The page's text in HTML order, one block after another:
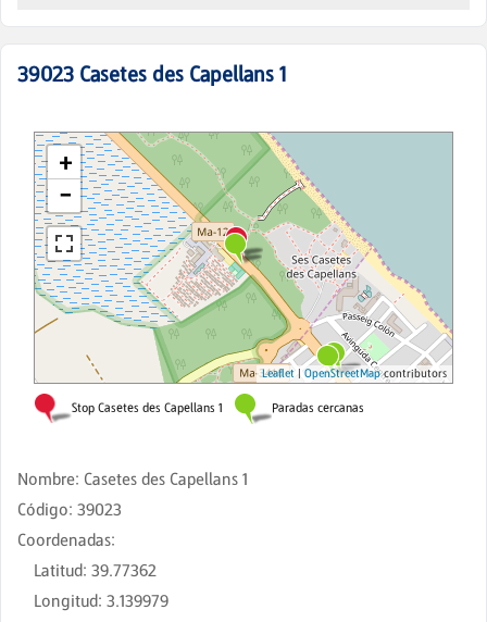
39023 Casetes des Capellans 1
Nombre: Casetes des Capellans 1
Código: 39023
Coordenadas:
Latitud: 39.77362
Longitud: 3.139979